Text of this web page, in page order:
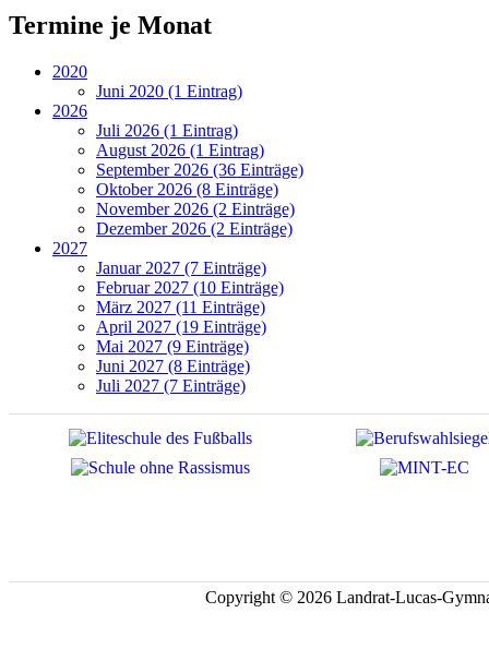
Termine je Monat
2020
Juni 2020 (1 Eintrag)
2026
Juli 2026 (1 Eintrag)
August 2026 (1 Eintrag)
September 2026 (36 Einträge)
Oktober 2026 (8 Einträge)
November 2026 (2 Einträge)
Dezember 2026 (2 Einträge)
2027
Januar 2027 (7 Einträge)
Februar 2027 (10 Einträge)
März 2027 (11 Einträge)
April 2027 (19 Einträge)
Mai 2027 (9 Einträge)
Juni 2027 (8 Einträge)
Juli 2027 (7 Einträge)
Copyright © 2026 Landrat-Lucas-